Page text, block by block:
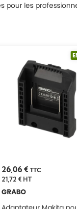
pour les
26,06 € TTC
21,72 €HT
GRABO